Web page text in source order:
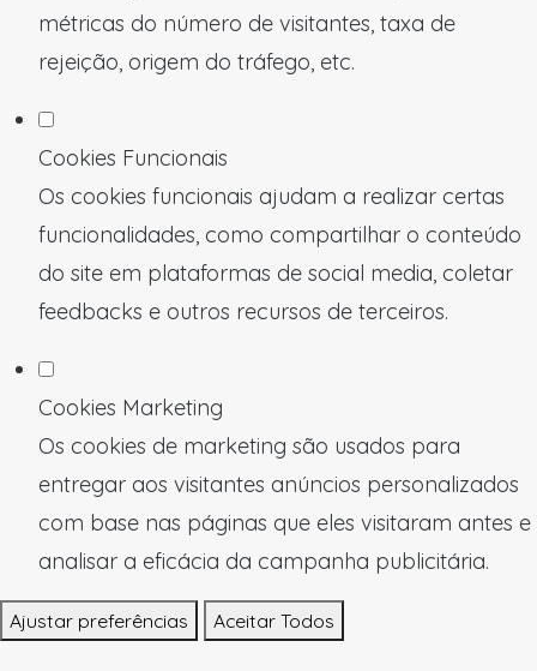
métricas do número de visitantes, taxa de
rejeição, origem do tráfego, etc.
Cookies Funcionais
Os cookies funcionais ajudam a realizar certas
funcionalidades, como compartilhar o conteúdo
do site em plataformas de social media, coletar
feedbacks e outros recursos de terceiros.
Cookies Marketing
Os cookies de marketing são usados para
entregar aos visitantes anúncios personalizados
com base nas páginas que eles visitaram antes e
analisar a eficácia da campanha publicitária.
Ajustar preferências Aceitar Todos